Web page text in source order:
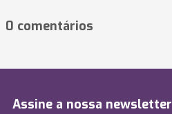
0 comentários
Assine a nossa newsletter